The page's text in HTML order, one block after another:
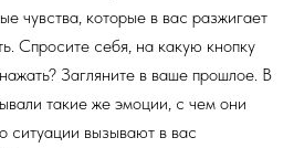
чувства, которые в вас разжигает
Спросите себя, на какую кнопку
Загляните в ваше прошлое. В
такие же эмоции, с чем они
ситуации вызывают в вас